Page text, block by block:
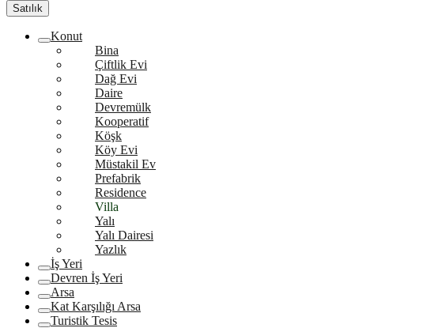
Satılık
Konut
Bina
Çiftlik Evi
Dağ Evi
Daire
Devremülk
Kooperatif
Köşk
Köy Evi
Müstakil Ev
Prefabrik
Residence
Villa
Yalı
Yalı Dairesi
Yazlık
İş Yeri
Devren İş Yeri
Arsa
Kat Karşılığı Arsa
Turistik Tesis